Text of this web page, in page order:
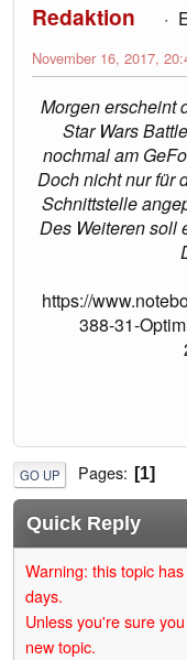
Redaktion
November 16, 2017,
Morgen erscheint
Star Wars
nochmal am
Doch nicht nur für
Schnittstelle
Des Weiteren soll
https://
388-31-
GO UP Pages 1
Quick Reply
Warning: this topic
days.
Unless you're sure
new topic.